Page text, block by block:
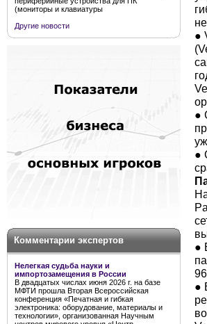
(мониторы и клавиатуры
Другие новости
Комментарии экспертов
Нелегкая судьба науки и
импортозамещения в России
В двадцатых числах июня 2026 г. на базе
МФТИ прошла Вторая Всероссийская
конференция «Печатная и гибкая
электроника: оборудование, материалы и
технологии», организованная Научным
●
●
●
●
●